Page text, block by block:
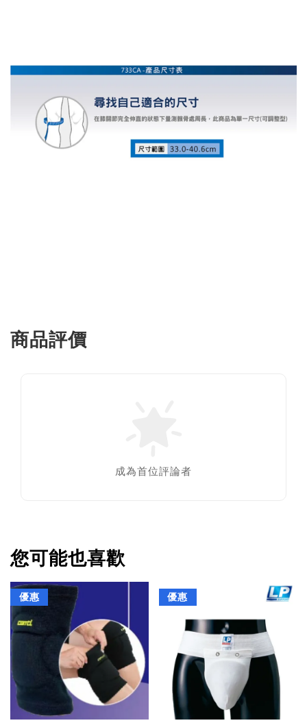
商品評價
成為首位評論者
您可能也喜歡
優惠 優惠